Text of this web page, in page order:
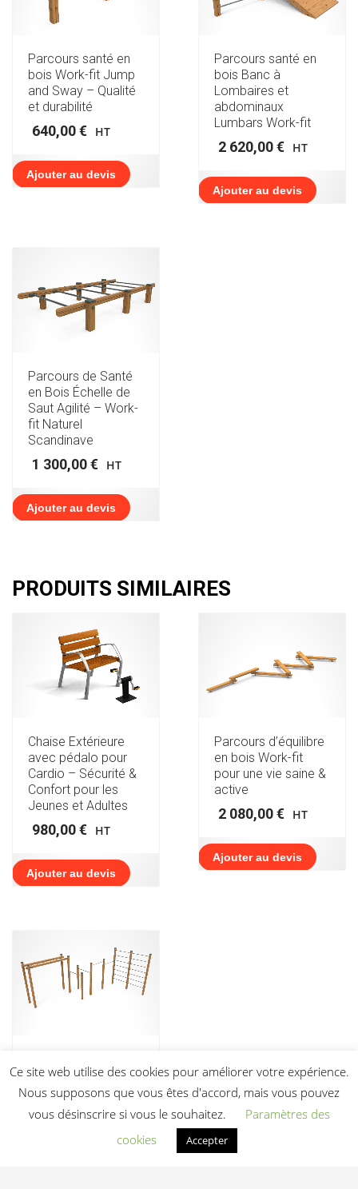
Parcours santé en
bois Work-fit Jump
and Sway – Qualité
et durabilité
640,00€ HT
Ajouter au devis
Parcours santé en
bois Banc à
Lombaires et
abdominaux
Lumbars Work-fit
2 620,00€ HT
Ajouter au devis
Parcours de Santé
en Bois Échelle de
Saut Agilité – Work-
fit Naturel
Scandinave
1 300,00€ HT
Ajouter au devis
PRODUITS SIMILAIRES
Chaise Extérieure
avec pédalo pour
Cardio – Sécurité &
Confort pour les
Jeunes et Adultes
980,00€ HT
Ajouter au devis
Parcours d’équilibre
en bois Work-fit
pour une vie saine &
active
2 080,00€ HT
Ajouter au devis
extérieur en bois
Climbing – Work-fit
pour une santé
optimale
HT
Ce site web utilise des cookies pour améliorer votre expérience.
Nous supposons que vous êtes d'accord, mais vous pouvez
vous désinscrire si vous le souhaitez.
Paramètres des
cookies
Accepter